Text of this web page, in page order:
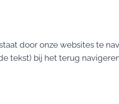
door onze websites te
tekst) bij het terug